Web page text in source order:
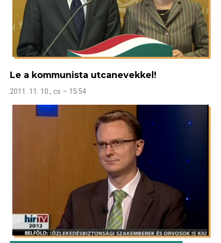
Le a kommunista utcanevekkel!
2011. 11. 10., cs – 15:54